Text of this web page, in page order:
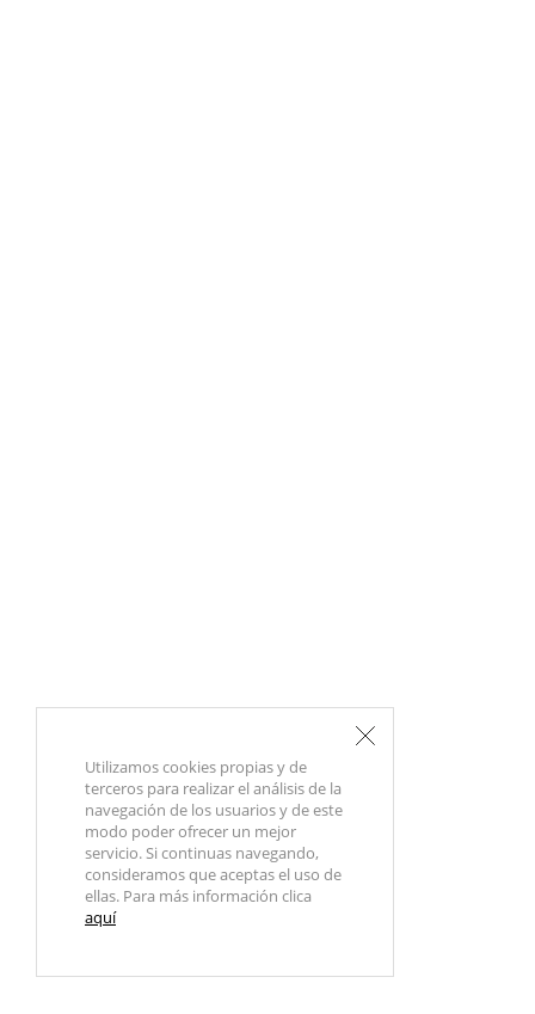
Utilizamos cookies propias y de
terceros para realizar el análisis de la
navegación de los usuarios y de este
modo poder ofrecer un mejor
servicio. Si continuas navegando,
consideramos que aceptas el uso de
ellas. Para más información clica
aquí